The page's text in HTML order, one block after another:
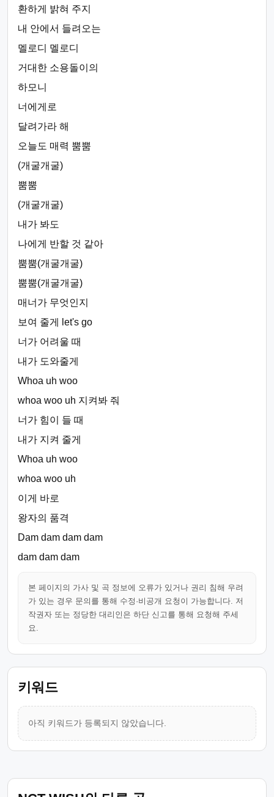
환하게 밝혀 주지
내 안에서 들려오는
멜로디 멜로디
거대한 소용돌이의
하모니
너에게로
달려가라 해
오늘도 매력 뿜뿜
(개굴개굴)
뿜뿜
(개굴개굴)
내가 봐도
나에게 반할 것 같아
뿜뿜(개굴개굴)
뿜뿜(개굴개굴)
매너가 무엇인지
보여 줄게 let's go
너가 어려울 때
내가 도와줄게
Whoa uh woo
whoa woo uh 지켜봐 줘
너가 힘이 들 때
내가 지켜 줄게
Whoa uh woo
whoa woo uh
이게 바로
왕자의 품격
Dam dam dam dam
dam dam dam
본 페이지의 가사 및 곡 정보에 오류가 있거나 권리 침해 우려
가 있는 경우 문의를 통해 수정·비공개 요청이 가능합니다. 저
작권자 또는 정당한 대리인은 하단 신고를 통해 요청해 주세
요.
키워드
아직 키워드가 등록되지 않았습니다.